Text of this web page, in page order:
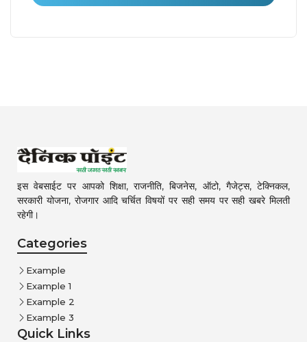
इस वेबसाईट पर आपको शिक्षा, राजनीति, बिजनेस, ऑटो, गैजेट्स, टेक्निकल,
सरकारी योजना, रोजगार आदि चर्चित विषयों पर सही समय पर सही खबरे मिलती
रहेगी।
Categories
Example
Example 1
Example 2
Example 3
Quick Links